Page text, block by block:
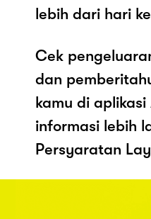
lebih dari hari
Cek
dan
kamu di aplikasi
informasi lebih
Persyaratan